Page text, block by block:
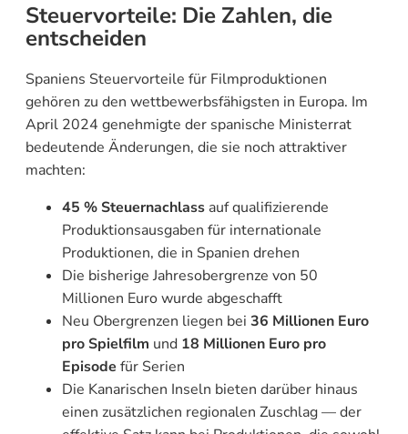
Steuervorteile: Die Zahlen, die
entscheiden
Spaniens Steuervorteile für Filmproduktionen
gehören zu den wettbewerbsfähigsten in Europa. Im
April 2024 genehmigte der spanische Ministerrat
bedeutende Änderungen, die sie noch attraktiver
machten:
45 % Steuernachlass auf qualifizierende
Produktionsausgaben für internationale
Produktionen, die in Spanien drehen
Die bisherige Jahresobergrenze von 50
Millionen Euro wurde abgeschafft
Neu Obergrenzen liegen bei 36 Millionen Euro
pro Spielfilm und 18 Millionen Euro pro
Episode für Serien
Die Kanarischen Inseln bieten darüber hinaus
einen zusätzlichen regionalen Zuschlag — der